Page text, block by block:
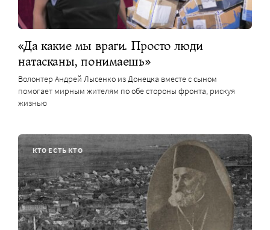
«Да какие мы враги. Просто люди
натасканы, понимаешь»
Волонтер Андрей Лысенко из Донецка вместе с сыном
помогает мирным жителям по обе стороны фронта, рискуя
жизнью
КТО ЕСТЬ КТО